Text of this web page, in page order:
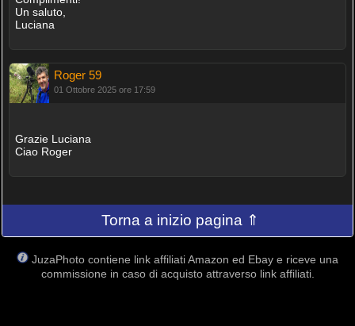
Un saluto,
Luciana
Roger 59
01 Ottobre 2025 ore 17:59
Grazie Luciana
Ciao Roger
Torna a inizio pagina ⇑
JuzaPhoto contiene link affiliati Amazon ed Ebay e riceve una
commissione in caso di acquisto attraverso link affiliati.